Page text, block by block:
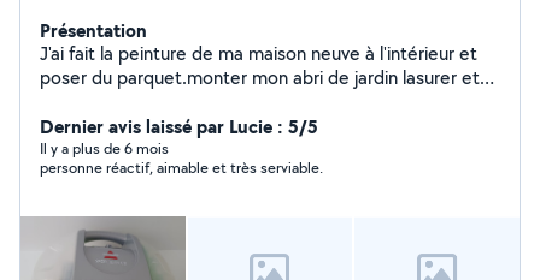
Présentation
J'ai fait la peinture de ma maison neuve à l'intérieur et
poser du parquet.monter mon abri de jardin lasurer et
Dernier avis laissé par Lucie : 5/5
Il y a plus de 6 mois
personne réactif, aimable et très serviable.